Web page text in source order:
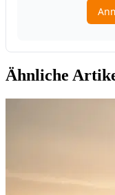
Ähnliche